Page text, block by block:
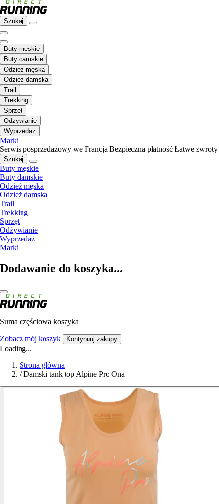
Szukaj
Buty męskie
Buty damskie
Odzież męska
Odzież damska
Trail
Trekking
Sprzęt
Odżywianie
Wyprzedaż
Marki
Serwis posprzedażowy we Francja Bezpieczna płatność Łatwe zwroty
Szukaj
Buty męskie
Buty damskie
Odzież męska
Odzież damska
Trail
Trekking
Sprzęt
Odżywianie
Wyprzedaż
Marki
Dodawanie do koszyka...
Suma częściowa koszyka
Zobacz mój koszyk Kontynuuj zakupy
Loading...
Strona główna
/ Damski tank top Alpine Pro Ona